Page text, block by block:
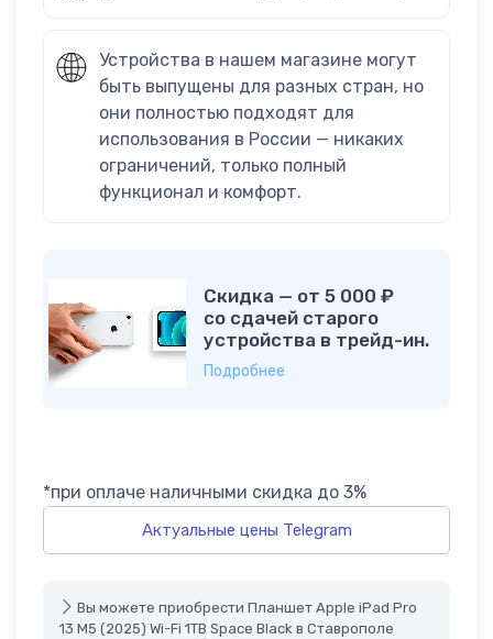
Устройства в нашем магазине могут
быть выпущены для разных стран, но
они полностью подходят для
использования в России — никаких
ограничений, только полный
функционал и комфорт.
Скидка — от 5 000 ₽
со сдачей старого
устройства в трейд-ин.
Подробнее
*при оплаче наличными скидка до 3%
Актуальные цены Telegram
Вы можете приобрести Планшет Apple iPad Pro
13 M5 (2025) Wi-Fi 1TB Space Black в Ставрополе